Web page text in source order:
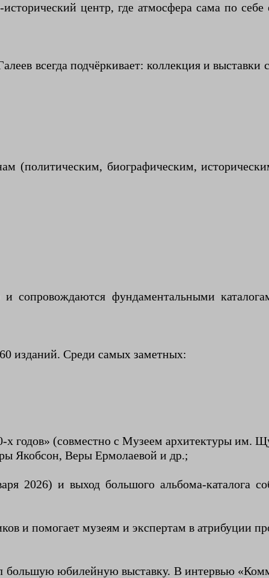
центр, где атмосфера сама по себе
всегда подчёркивает: коллекция и выставки
(политическим, биографическим,
сопровождаются фундаментальными
изданий. Среди самых заметных:
годов» (совместно с Музеем архитектуры им.
Якобсон, Веры Ермолаевой и др.;
2026) и выход большого альбома-каталога
и помогает музеям и экспертам в атрибуции
большую юбилейную выставку. В интервью